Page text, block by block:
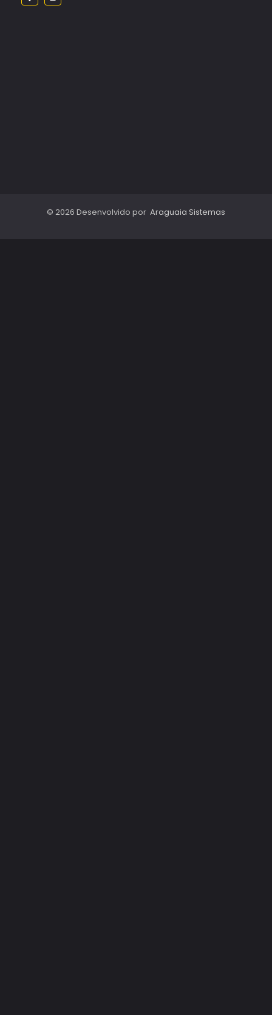
© 2026 Desenvolvido por Araguaia Sistemas